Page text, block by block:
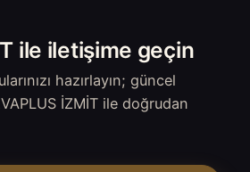
ile iletişime geçin
hazırlayın; güncel
İZMİT ile doğrudan